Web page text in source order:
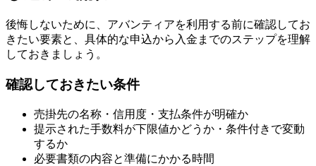
後悔しないために、アバンティアを利用する前に確認してお
きたい要素と、具体的な申込から入金までのステップを理解
しておきましょう。
確認しておきたい条件
売掛先の名称・信用度・支払条件が明確か
提示された手数料が下限値かどうか・条件付きで変動
するか
必要書類の内容と準備にかかる時間